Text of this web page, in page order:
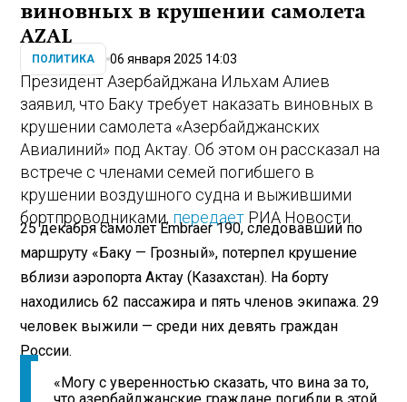
виновных в крушении самолета
AZAL
ПОЛИТИКА 06 января 2025 14:03
Президент Азербайджана Ильхам Алиев
заявил, что Баку требует наказать виновных в
крушении самолета «Азербайджанских
Авиалиний» под Актау. Об этом он рассказал на
встрече с членами семей погибшего в
крушении воздушного судна и выжившими
бортпроводниками, передает РИА Новости.
25 декабря самолет Embraer 190, следовавший по
маршруту «Баку — Грозный», потерпел крушение
вблизи аэропорта Актау (Казахстан). На борту
находились 62 пассажира и пять членов экипажа. 29
человек выжили — среди них девять граждан
России.
«Могу с уверенностью сказать, что вина за то,